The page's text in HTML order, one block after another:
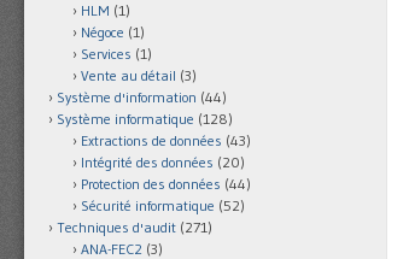
HLM (1)
Négoce (1)
Services (1)
Vente au détail (3)
Système d'information (44)
Système informatique (128)
Extractions de données (43)
Intégrité des données (20)
Protection des données (44)
Sécurité informatique (52)
Techniques d'audit (271)
ANA-FEC2 (3)